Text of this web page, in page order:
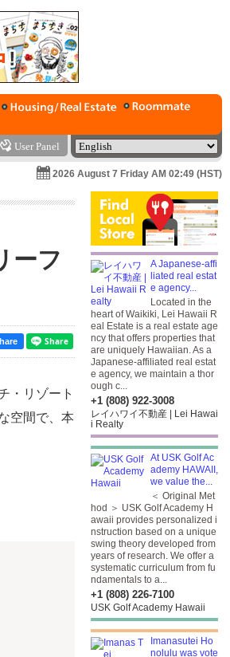
User Panel
2026 August 7 Friday AM 02:49 (HST)
ーフ
・リゾート
空間で、本
A Japanese-affi
liated real estat
e agency...
Located in the
heart of Waikiki, Lei Hawaii R
eal Estate is a real estate age
ncy that offers properties that
are uniquely Hawaiian. As a
Japanese-affiliated real estat
e agency, we maintain a thor
ough c...
+1 (808) 922-3008
レイハワイ不動産 | Lei Hawai
i Realty
At USK Golf Ac
ademy HAWAII,
we value the...
＜ Original Met
hod ＞ USK Golf Academy H
awaii provides personalized i
nstruction based on a unique
swing theory developed from
years of research. We offer a
systematic curriculum from fu
ndamentals to a...
+1 (808) 226-7100
USK Golf Academy Hawaii
Imanasutei Ho
nolulu was vote